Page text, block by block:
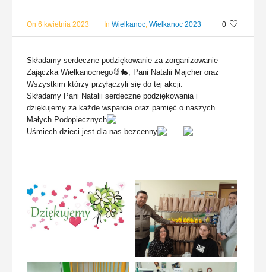
0
On 6 kwietnia 2023 In Wielkanoc Wielkanoc 2023
Składamy serdeczne podziękowanie za zorganizowanie
Zajączka Wielkanocnego🐰🐇, Pani Natalii Majcher oraz
Wszystkim którzy przyłączyli się do tej akcji.
Składamy Pani Natalii serdeczne podziękowania i
dziękujemy za każde wsparcie oraz pamięć o naszych
Małych Podopiecznych
Uśmiech dzieci jest dla nas bezcenny